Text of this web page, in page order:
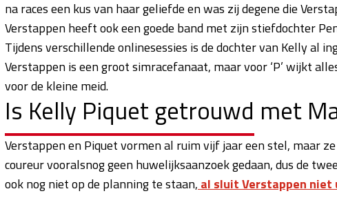
na races een kus van haar geliefde en was zij degene die
Verstappen heeft ook een goede band met zijn stiefdochter
Tijdens verschillende onlinesessies is de dochter van Kelly al
Verstappen is een groot simracefanaat, maar voor ‘P’ wijkt
voor de kleine meid.
Is Kelly Piquet getrouwd met
Verstappen en Piquet vormen al ruim vijf jaar een stel, maar
coureur vooralsnog geen huwelijksaanzoek gedaan, dus de
ook nog niet op de planning te staan, al sluit Verstappen niet